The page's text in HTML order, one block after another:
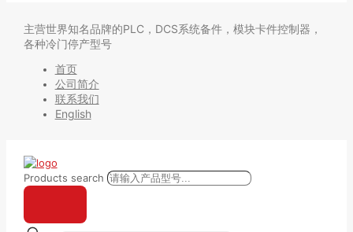
主营世界知名品牌的PLC，DCS系统备件，模块卡件控制器，
各种冷门停产型号
首页
公司简介
联系我们
English
Products search